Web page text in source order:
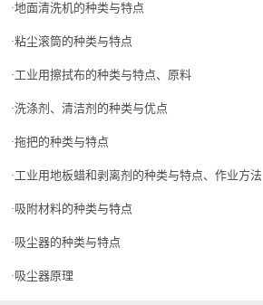
地面清洗机的种类与特点
粘尘滚筒的种类与特点
工业用擦拭布的种类与特点、原料
洗涤剂、清洁剂的种类与优点
拖把的种类与特点
工业用地板蜡和剥离剂的种类与特点、作业方法
吸附材料的种类与特点
吸尘器的种类与特点
吸尘器原理